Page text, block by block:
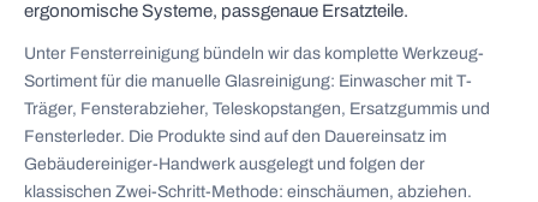
ergonomische Systeme, passgenaue Ersatzteile.
Unter Fensterreinigung bündeln wir das komplette Werkzeug-
Sortiment für die manuelle Glasreinigung: Einwascher mit T-
Träger, Fensterabzieher, Teleskopstangen, Ersatzgummis und
Fensterleder. Die Produkte sind auf den Dauereinsatz im
Gebäudereiniger-Handwerk ausgelegt und folgen der
klassischen Zwei-Schritt-Methode: einschäumen, abziehen.